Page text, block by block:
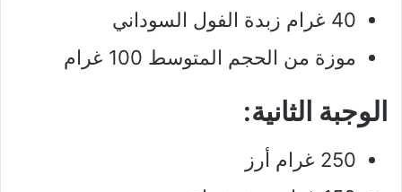
40 غرام زبدة الفول السوداني
موزة من الحجم المتوسط 100 غرام
الوجبة الثانية:
250 غرام أرز